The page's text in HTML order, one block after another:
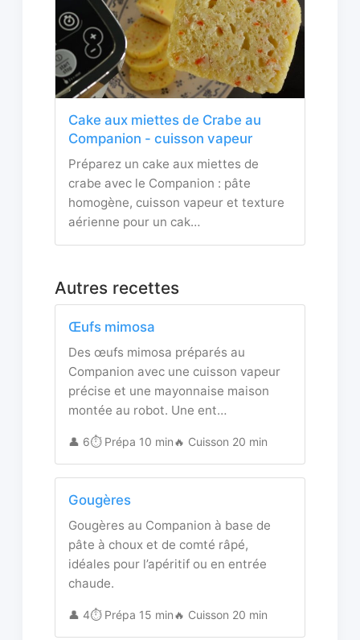
Cake aux miettes de Crabe au
Companion - cuisson vapeur
Préparez un cake aux miettes de
crabe avec le Companion : pâte
homogène, cuisson vapeur et texture
aérienne pour un cak…
Autres recettes
Œufs mimosa
Des œufs mimosa préparés au
Companion avec une cuisson vapeur
précise et une mayonnaise maison
montée au robot. Une ent…
👤 6⏱️ Prépa 10 min🔥 Cuisson 20 min
Gougères
Gougères au Companion à base de
pâte à choux et de comté râpé,
idéales pour l’apéritif ou en entrée
chaude.
👤 4⏱️ Prépa 15 min🔥 Cuisson 20 min